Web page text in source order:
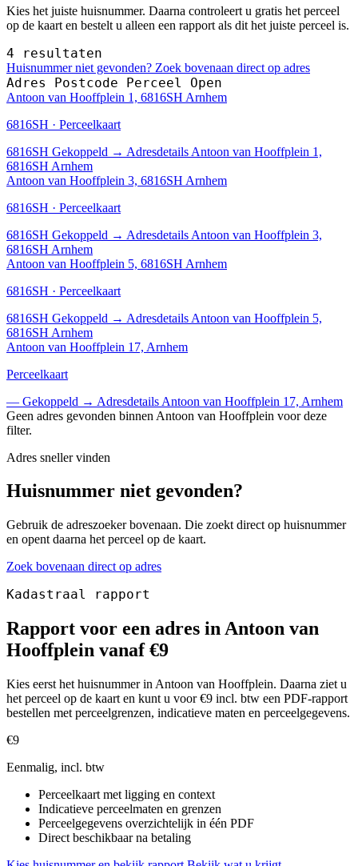
Kies het juiste huisnummer. Daarna controleert u gratis het perceel
op de kaart en bestelt u alleen een rapport als dit het juiste perceel is.
4 resultaten
Huisnummer niet gevonden? Zoek bovenaan direct op adres
Adres Postcode Perceel Open
Antoon van Hooffplein 1, 6816SH Arnhem
6816SH · Perceelkaart
6816SH Gekoppeld → Adresdetails Antoon van Hooffplein 1,
6816SH Arnhem
Antoon van Hooffplein 3, 6816SH Arnhem
6816SH · Perceelkaart
6816SH Gekoppeld → Adresdetails Antoon van Hooffplein 3,
6816SH Arnhem
Antoon van Hooffplein 5, 6816SH Arnhem
6816SH · Perceelkaart
6816SH Gekoppeld → Adresdetails Antoon van Hooffplein 5,
6816SH Arnhem
Antoon van Hooffplein 17, Arnhem
Perceelkaart
— Gekoppeld → Adresdetails Antoon van Hooffplein 17, Arnhem
Geen adres gevonden binnen Antoon van Hooffplein voor deze
filter.
Adres sneller vinden
Huisnummer niet gevonden?
Gebruik de adreszoeker bovenaan. Die zoekt direct op huisnummer
en opent daarna het perceel op de kaart.
Zoek bovenaan direct op adres
Kadastraal rapport
Rapport voor een adres in Antoon van
Hooffplein vanaf €9
Kies eerst het huisnummer in Antoon van Hooffplein. Daarna ziet u
het perceel op de kaart en kunt u voor €9 incl. btw een PDF-rapport
bestellen met perceelgrenzen, indicatieve maten en perceelgegevens.
€9
Eenmalig, incl. btw
Perceelkaart met ligging en context
Indicatieve perceelmaten en grenzen
Perceelgegevens overzichtelijk in één PDF
Direct beschikbaar na betaling